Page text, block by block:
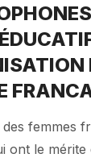
des femmes
ont le